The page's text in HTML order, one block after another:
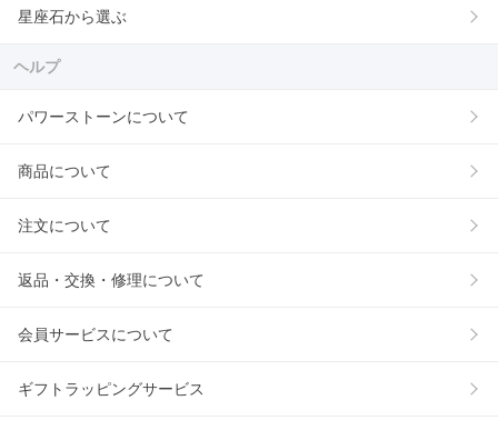
星座石から選ぶ
ヘルプ
パワーストーンについて
商品について
注文について
返品・交換・修理について
会員サービスについて
ギフトラッピングサービス